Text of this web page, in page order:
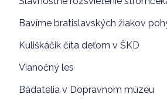
Bavíme bratislavských žiakov
Kuliškáčik číta deťom v ŠKD
Vianočný les
Bádatelia v Dopravnom múzeu